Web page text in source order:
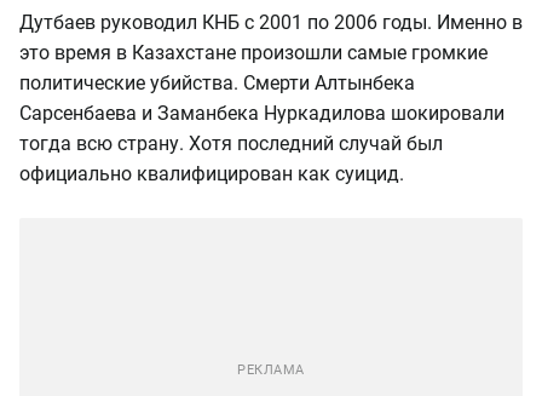
Дутбаев руководил КНБ с 2001 по 2006 годы. Именно в
это время в Казахстане произошли самые громкие
политические убийства. Смерти Алтынбека
Сарсенбаева и Заманбека Нуркадилова шокировали
тогда всю страну. Хотя последний случай был
официально квалифицирован как суицид.